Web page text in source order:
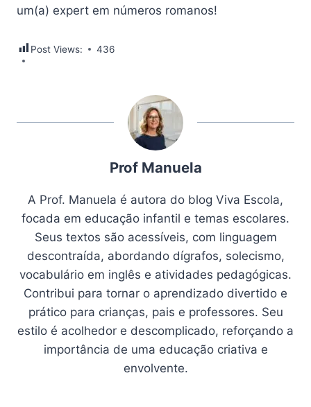
um(a) expert em números romanos!
Post Views: 436
Prof Manuela
A Prof. Manuela é autora do blog Viva Escola,
focada em educação infantil e temas escolares.
Seus textos são acessíveis, com linguagem
descontraída, abordando dígrafos, solecismo,
vocabulário em inglês e atividades pedagógicas.
Contribui para tornar o aprendizado divertido e
prático para crianças, pais e professores. Seu
estilo é acolhedor e descomplicado, reforçando a
importância de uma educação criativa e
envolvente.